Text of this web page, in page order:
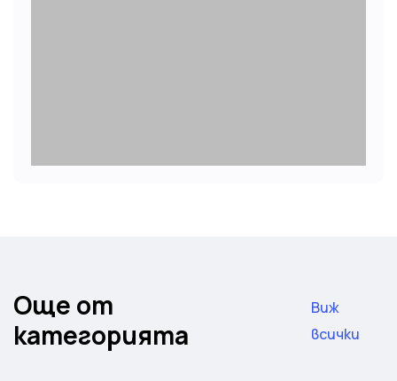
Още от
категорията
Виж
всички